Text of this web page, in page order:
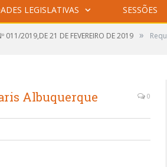
LEGISLATIVAS SESSÕES
011/2019,DE 21 DE FEVEREIRO DE 2019 »
Albuquerque 0